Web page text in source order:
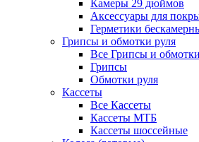
Камеры 29 дюймов
Аксессуары для
Герметики
Грипсы и обмотки руля
Все Грипсы и
Грипсы
Обмотки руля
Кассеты
Все Кассеты
Кассеты МТБ
Кассеты шоссейные